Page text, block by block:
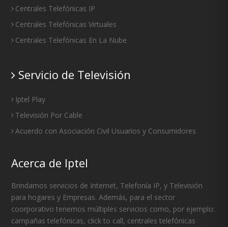
Centrales Telefónicas IP
Centrales Telefónicas Virtuales
Centrales Telefónicas En La Nube
Servicio de Televisión
Iptel Play
Televisión Por Cable
Acuerdo con Asociación Civil Usuarios y Consumidores
Acerca de Iptel
Brindamos servicios de Internet, Telefonía IP, y Televisión
para hogares y Empresas. Además, para el sector
coorporativo tenemos múltiples servicios como, por ejemplo:
campañas telefónicas, click to call, centrales telefónicas